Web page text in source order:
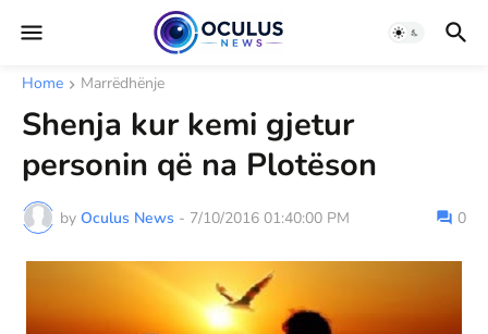
Home Marrëdhënje
Shenja kur kemi gjetur
personin që na Plotëson
by Oculus News - 7/10/2016 01:40:00 PM 0